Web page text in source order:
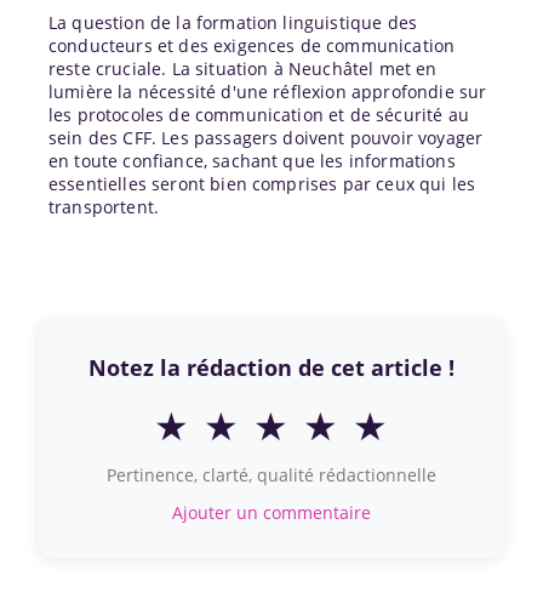
La question de la formation linguistique des
conducteurs et des exigences de communication
reste cruciale. La situation à Neuchâtel met en
lumière la nécessité d'une réflexion approfondie sur
les protocoles de communication et de sécurité au
sein des CFF. Les passagers doivent pouvoir voyager
en toute confiance, sachant que les informations
essentielles seront bien comprises par ceux qui les
transportent.
Notez la rédaction de cet article !
★ ★ ★ ★ ★
Pertinence, clarté, qualité rédactionnelle
Ajouter un commentaire